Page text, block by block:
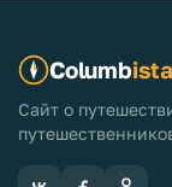
Columbista
Сайт о